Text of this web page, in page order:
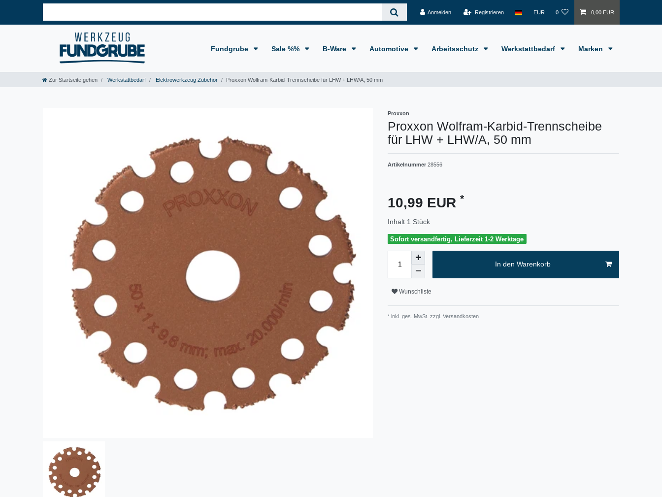
Anmelden Registrieren EUR 0 0,00 EUR
Fundgrube Sale %% B-Ware Automotive Arbeitsschutz Werkstattbedarf Marken
Zur Startseite gehen Werkstattbedarf Elektrowerkzeug Zubehör Proxxon Wolfram-Karbid-Trennscheibe für LHW + LHW/A, 50 mm
Proxxon
Proxxon Wolfram-Karbid-Trennscheibe
für LHW + LHW/A, 50 mm
Artikelnummer 28556
10,99 EUR *
Inhalt 1 Stück
Sofort versandfertig, Lieferzeit 1-2 Werktage
In den Warenkorb
Wunschliste
* inkl. ges. MwSt. zzgl. Versandkosten